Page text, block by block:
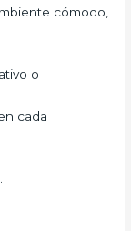
cómodo,
o
cada